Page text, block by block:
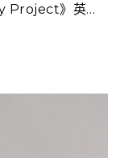
》英雄